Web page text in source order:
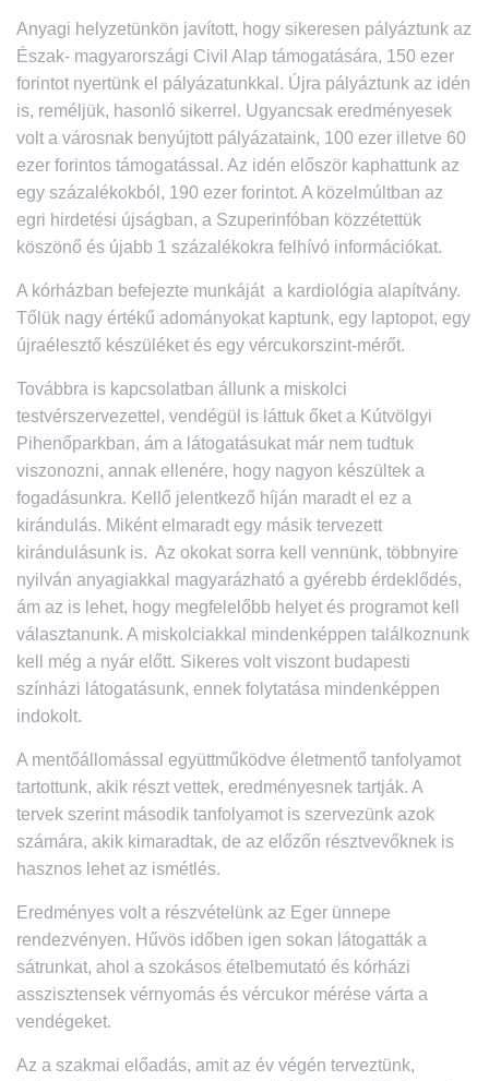
Anyagi helyzetünkön javított, hogy sikeresen pályáztunk az
Észak- magyarországi Civil Alap támogatására, 150 ezer
forintot nyertünk el pályázatunkkal. Újra pályáztunk az idén
is, reméljük, hasonló sikerrel. Ugyancsak eredményesek
volt a városnak benyújtott pályázataink, 100 ezer illetve 60
ezer forintos támogatással. Az idén először kaphattunk az
egy százalékokból, 190 ezer forintot. A közelmúltban az
egri hirdetési újságban, a Szuperinfóban közzétettük
köszönő és újabb 1 százalékokra felhívó információkat.
A kórházban befejezte munkáját a kardiológia alapítvány.
Tőlük nagy értékű adományokat kaptunk, egy laptopot, egy
újraélesztő készüléket és egy vércukorszint-mérőt.
Továbbra is kapcsolatban állunk a miskolci
testvérszervezettel, vendégül is láttuk őket a Kútvölgyi
Pihenőparkban, ám a látogatásukat már nem tudtuk
viszonozni, annak ellenére, hogy nagyon készültek a
fogadásunkra. Kellő jelentkező híján maradt el ez a
kirándulás. Miként elmaradt egy másik tervezett
kirándulásunk is. Az okokat sorra kell vennünk, többnyire
nyilván anyagiakkal magyarázható a gyérebb érdeklődés,
ám az is lehet, hogy megfelelőbb helyet és programot kell
választanunk. A miskolciakkal mindenképpen találkoznunk
kell még a nyár előtt. Sikeres volt viszont budapesti
színházi látogatásunk, ennek folytatása mindenképpen
indokolt.
A mentőállomással együttműködve életmentő tanfolyamot
tartottunk, akik részt vettek, eredményesnek tartják. A
tervek szerint második tanfolyamot is szervezünk azok
számára, akik kimaradtak, de az előzőn résztvevőknek is
hasznos lehet az ismétlés.
Eredményes volt a részvételünk az Eger ünnepe
rendezvényen. Hűvös időben igen sokan látogatták a
sátrunkat, ahol a szokásos ételbemutató és kórházi
asszisztensek vérnyomás és vércukor mérése várta a
vendégeket.
Az a szakmai előadás, amit az év végén terveztünk,